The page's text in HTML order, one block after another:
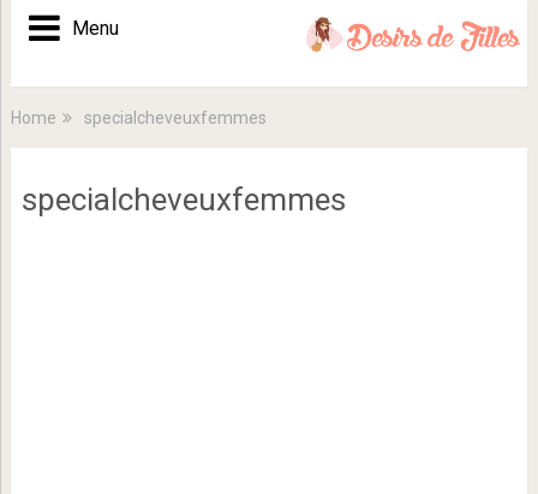
Menu
Home specialcheveuxfemmes
specialcheveuxfemmes